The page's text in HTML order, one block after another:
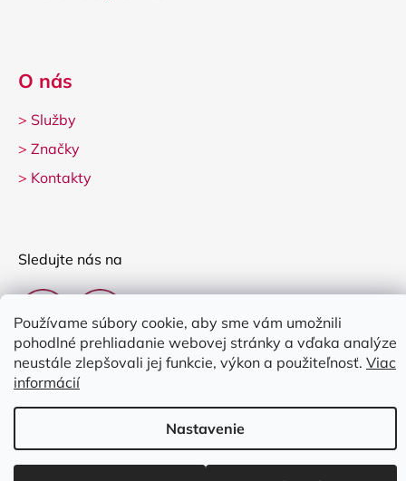
Používame súbory cookie, aby sme vám umožnili
pohodlné prehliadanie webovej stránky a vďaka analýze
neustále zlepšovali jej funkcie, výkon a použiteľnosť. Viac
informácií
Nastavenie
O nás
> Služby
> Značky
> Kontakty
Sledujte nás na
Copyright 2026Clarina Music. Všetky práva vyhradené.Upraviť
nastavenie cookies